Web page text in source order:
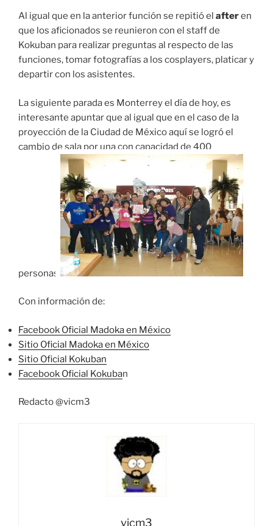
Al igual que en la anterior función se repitió el afteren
que los aficionados se reunieron con el staff de
Kokuban para realizar preguntas al respecto de las
funciones, tomar fotografías a los cosplayers, platicar y
departir con los asistentes.
La siguiente parada es Monterrey el día de hoy, es
interesante apuntar que al igual que en el caso de la
proyección de la Ciudad de México aquí se logró el
cambio de sala por una con capacidad de 400
personas.
Con información de:
Facebook Oficial Madoka en México
Sitio Oficial Madoka en México
Sitio Oficial Kokuban
Facebook Oficial Kokuban
Redacto @vicm3
vicm3